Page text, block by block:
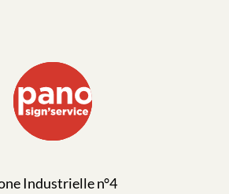
Industrielle n°4